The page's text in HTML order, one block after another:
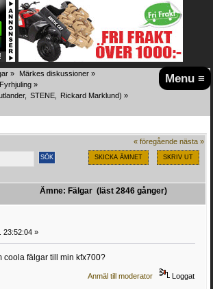
Menu ≡
» Märkes diskussioner »
»
, STENE Rickard Marklund) »
« föregående nästa »
SKICKA ÄMNET SKRIV UT
Ämne: Fälgar (läst 2846 gånger)
23:52:04 »
coola fälgar till min kfx700?
Anmäl till moderator Loggat